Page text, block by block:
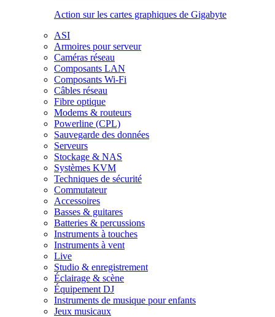
Action sur les cartes graphiques de Gigabyte
ASI
Armoires pour serveur
Caméras réseau
Composants LAN
Composants Wi-Fi
Câbles réseau
Fibre optique
Modems & routeurs
Powerline (CPL)
Sauvegarde des données
Serveurs
Stockage & NAS
Systèmes KVM
Techniques de sécurité
Commutateur
Accessoires
Basses & guitares
Batteries & percussions
Instruments à touches
Instruments à vent
Live
Studio & enregistrement
Éclairage & scène
Équipement DJ
Instruments de musique pour enfants
Jeux musicaux